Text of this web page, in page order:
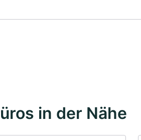
in der Nähe